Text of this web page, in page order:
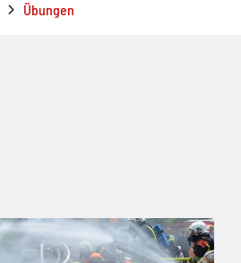
Übungen